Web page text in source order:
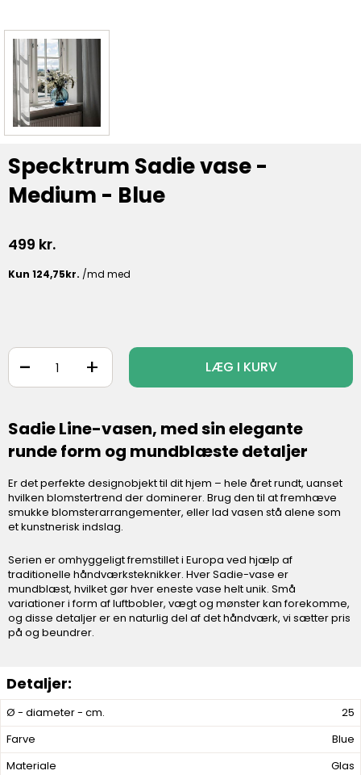
Ø - diameter - cm.
25
Farve
Blue
Materiale
Glas
Specktrum Sadie vase -
Medium - Blue
499 kr.
+
- LÆG I KURV
Sadie Line-vasen, med sin elegante
runde form og mundblæste detaljer
Er det perfekte designobjekt til dit hjem – hele året rundt, uanset
hvilken blomstertrend der dominerer. Brug den til at fremhæve
smukke blomsterarrangementer, eller lad vasen stå alene som
et kunstnerisk indslag.
Serien er omhyggeligt fremstillet i Europa ved hjælp af
traditionelle håndværksteknikker. Hver Sadie-vase er
mundblæst, hvilket gør hver eneste vase helt unik. Små
variationer i form af luftbobler, vægt og mønster kan forekomme,
og disse detaljer er en naturlig del af det håndværk, vi sætter pris
på og beundrer.